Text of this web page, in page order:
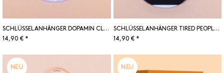
SCHLÜSSELANHÄNGER DOPAMIN CLUB
14,90 € *
SCHLÜSSELANHÄNGER TIRED PEOPLE CLUB
14,90 € *
NEU NEU